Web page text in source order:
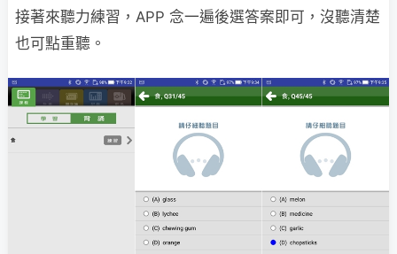
接著來聽力練習，APP 念一遍後選答案即可，沒聽清楚
也可點重聽。